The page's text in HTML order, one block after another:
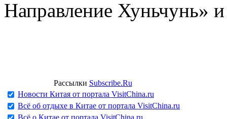
Направление Хуньчунь»
Рассылки Subscribe.Ru
Новости Китая от портала VisitChina.ru
Всё об отдыхе в Китае от портала VisitChina.ru
Всё о Китае от портала VisitChina.ru